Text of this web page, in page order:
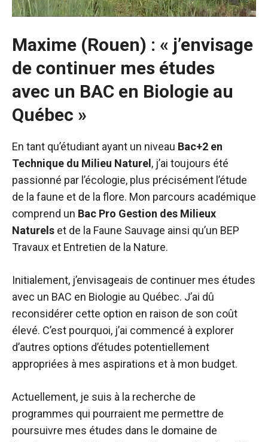
Maxime (Rouen) : « j’envisage
de continuer mes études
avec un BAC en Biologie au
Québec »
En tant qu’étudiant ayant un niveau Bac+2 en
Technique du Milieu Naturel, j’ai toujours été
passionné par l’écologie, plus précisément l’étude
de la faune et de la flore. Mon parcours académique
comprend un Bac Pro Gestion des Milieux
Naturels et de la Faune Sauvage ainsi qu’un BEP
Travaux et Entretien de la Nature.
Initialement, j’envisageais de continuer mes études
avec un BAC en Biologie au Québec. J’ai dû
reconsidérer cette option en raison de son coût
élevé. C’est pourquoi, j’ai commencé à explorer
d’autres options d’études potentiellement
appropriées à mes aspirations et à mon budget.
Actuellement, je suis à la recherche de
programmes qui pourraient me permettre de
poursuivre mes études dans le domaine de